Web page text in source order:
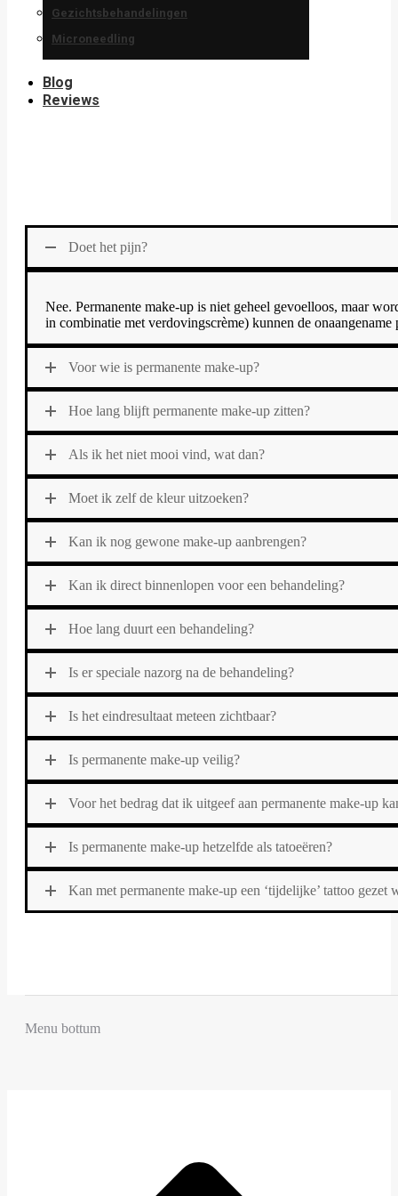
Gezichtsbehandelingen
Microneedling
Blog
Reviews
Doet het pijn?
Nee. Permanente make-up is niet geheel gevoelloos, maar
in combinatie met verdovingscrème) kunnen de
Voor wie is permanente make-up?
Hoe lang blijft permanente make-up zitten?
Als ik het niet mooi vind, wat dan?
Moet ik zelf de kleur uitzoeken?
Kan ik nog gewone make-up aanbrengen?
Kan ik direct binnenlopen voor een behandeling?
Hoe lang duurt een behandeling?
Is er speciale nazorg na de behandeling?
Is het eindresultaat meteen zichtbaar?
Is permanente make-up veilig?
Voor het bedrag dat ik uitgeef aan permanente make-up
Is permanente make-up hetzelfde als tatoeëren?
Kan met permanente make-up een ‘tijdelijke’ tattoo gezet
Menu bottum